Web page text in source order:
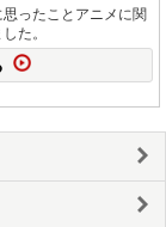
ったことアニメに関
た。